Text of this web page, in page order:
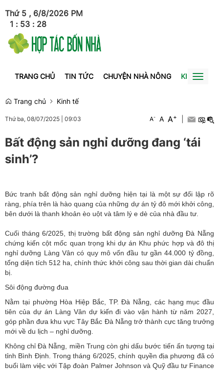
Thứ 5 , 6/8/2026
1 : 53 : 28
PM
TRANG CHỦ TIN TỨC CHUYỆN NHÀ NÔNG KINH TẾToggle
Trang chủ
Kinh tế
Thứ ba, 08/07/2025 09:03 A- A A+
Bất động sản nghỉ dưỡng đang ‘tái
sinh’?
Bức tranh bất động sản nghỉ dưỡng hiện tại là một sự đối lập rõ
ràng, phía trên là hào quang của những dự án tỷ đô mới khởi công,
bên dưới là thanh khoản èo uột và tâm lý e dè của nhà đầu tư.
Cuối tháng 6/2025, thị trường bất động sản nghỉ dưỡng Đà Nẵng
chứng kiến cột mốc quan trọng khi dự án Khu phức hợp và đô thị
nghỉ dưỡng Làng Vân có quy mô vốn đầu tư gần 44.000 tỷ đồng,
tổng diện tích 512 ha, chính thức khởi công sau thời gian dài chuẩn
bị.
Sôi động đường đua
Nằm tại phường Hòa Hiệp Bắc, TP. Đà Nẵng, các hạng mục đầu
tiên của dự án Làng Vân dự kiến đi vào vận hành từ năm 2027,
góp phần đưa khu vực Tây Bắc Đà Nẵng trở thành cực tăng trưởng
mới về du lịch – nghỉ dưỡng.
Không chỉ Đà Nẵng, miền Trung còn ghi dấu bước tiến ấn tượng tại
tỉnh Bình Định. Trong tháng 6/2025, chính quyền địa phương đã có
buổi làm việc với Tập đoàn Palmer Johnson và Quỹ đầu tư Finance